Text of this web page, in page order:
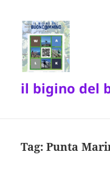
il bigino del
Tag:Punta